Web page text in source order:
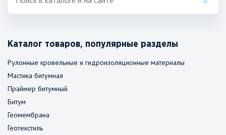
Каталог товаров, популярные разделы
Рулонные кровельные и гидроизоляционные материалы
Мастика битумная
Праймер битумный
Битум
Геомембрана
Геотекстиль